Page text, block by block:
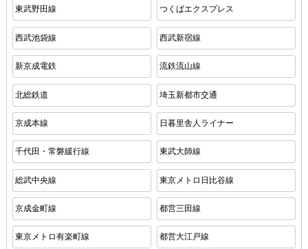
東武野田線 つくばエクスプレス
西武池袋線 西武新宿線
新京成電鉄 流鉄流山線
北総鉄道 埼玉新都市交通
京成本線 日暮里舎人ライナー
千代田・常磐緩行線 東武大師線
総武中央線 東京メトロ日比谷線
京成金町線 都営三田線
東京メトロ有楽町線 都営大江戸線